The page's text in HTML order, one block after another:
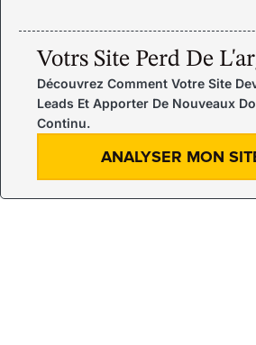
Votrs Site Perd De
Découvrez Comment Votre Site
Leads Et Apporter De Nouveaux
Continu.
ANALYSER MON